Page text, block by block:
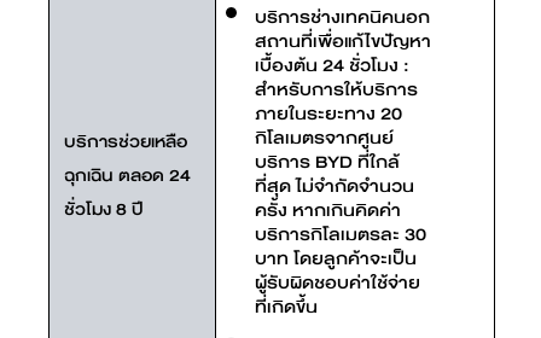
บริการช่วยเหลือ
ฉุกเฉิน ตลอด 24
ชั่วโมง 8 ปี
บริการช่างเทคนิคนอก
สถานที่เพื่อแก้ไขปัญหา
เบื้องต้น 24 ชั่วโมง :
สำหรับการให้บริการ
ภายในระยะทาง 20
กิโลเมตรจากศูนย์
บริการ BYD ที่ใกล้
ที่สุด ไม่จำกัดจำนวน
ครั้ง หากเกินคิดค่า
บริการกิโลเมตรละ 30
บาท โดยลูกค้าจะเป็น
ผู้รับผิดชอบค่าใช้จ่าย
ที่เกิดขึ้น